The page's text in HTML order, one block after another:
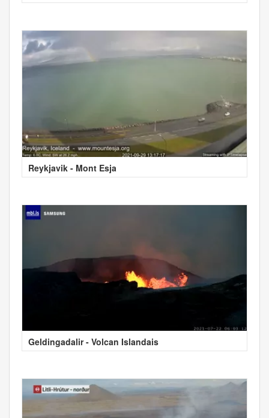
Reykjavik - Mont Esja
Geldingadalir - Volcan Islandais